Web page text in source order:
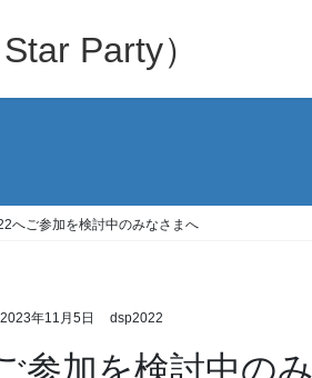
Party）
へご参加を検討中のみなさまへ
2023年11月5日 dsp2022
参加を検討中の